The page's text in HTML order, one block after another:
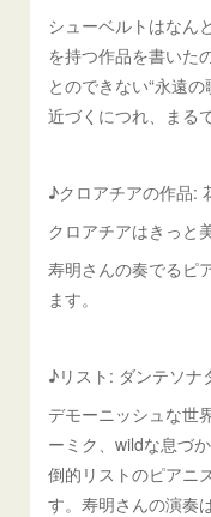
シューベルトはなん
を持つ作品を書いた
とのできない“永遠
近づくにつれ、まる
♪クロアチアの作品:
クロアチアはきっと
寿明さんの奏でるピ
ます。
♪リスト: ダンテソナ
デモーニッシュな世
ーミク、wildな息づ
倒的リストのピアニ
す。寿明さんの演奏